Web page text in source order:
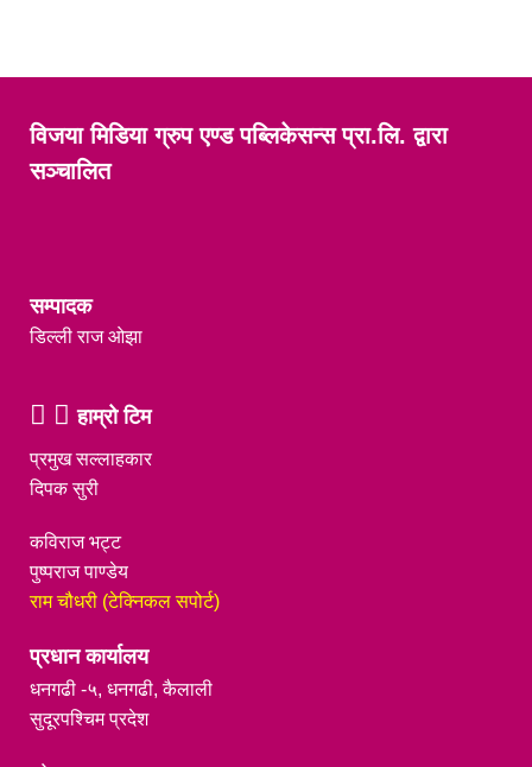
विजया मिडिया ग्रुप एण्ड पब्लिकेसन्स प्रा.लि. द्वारा
सञ्चालित
सम्पादक
डिल्ली राज ओझा
हाम्रो टिम
प्रमुख सल्लाहकार
दिपक सुरी
कविराज भट्ट
पुष्पराज पाण्डेय
राम चौधरी (टेक्निकल सपोर्ट)
प्रधान कार्यालय
धनगढी -५, धनगढी, कैलाली
सुदूरपश्चिम प्रदेश